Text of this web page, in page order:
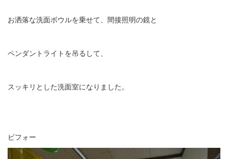
お洒落な洗面ボウルを乗せて、間接照明の鏡と
ペンダントライトを吊るして、
スッキリとした洗面室になりました。
ビフォー